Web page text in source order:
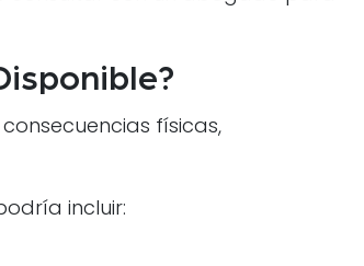
físicas,
incluir: